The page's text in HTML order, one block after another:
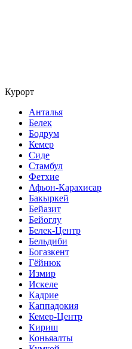
Курорт
Анталья
Белек
Бодрум
Кемер
Сиде
Стамбул
Фетхие
Афьон-Карахисар
Бакыркей
Бейазит
Бейоглу
Белек-Центр
Бельдиби
Богазкент
Гёйнюк
Измир
Искеле
Кадрие
Каппадокия
Кемер-Центр
Кириш
Коньяалты